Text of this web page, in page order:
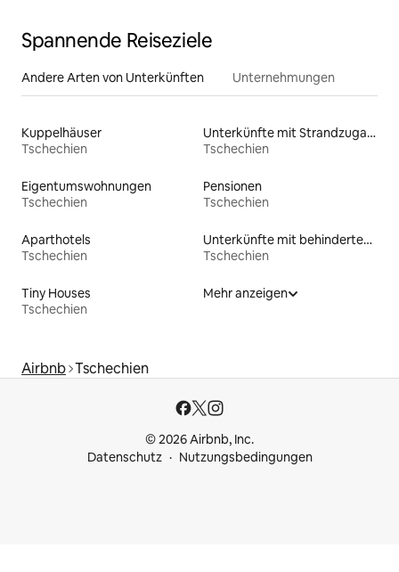
Spannende Reiseziele
Andere Arten von Unterkünften Unternehmungen
Kuppelhäuser
Tschechien
Unterkünfte mit Strandzugang
Tschechien
Eigentumswohnungen
Tschechien
Pensionen
Tschechien
Aparthotels
Tschechien
Unterkünfte mit behindertengerechtem Bett
Tschechien
Tiny Houses
Tschechien
Mehr anzeigen
Airbnb Tschechien
© 2026 Airbnb, Inc.
Datenschutz
Nutzungsbedingungen